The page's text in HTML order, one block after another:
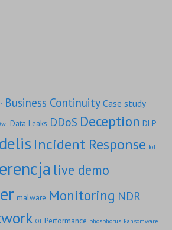
Business Continuity Case study
Data Leaks DDoS Deception DLP
Incident Response IoT
live demo
malware Monitoring NDR
OT Performance phosphorus Ransomware